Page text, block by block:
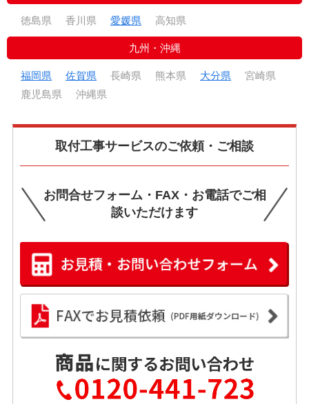
徳島県 香川県 愛媛県 高知県
九州・沖縄
福岡県 佐賀県 長崎県 熊本県 大分県
宮崎県
鹿児島県
沖縄県
取付工事サービスのご依頼・ご相談
お問合せフォーム・FAX・お電話でご相
談いただけます